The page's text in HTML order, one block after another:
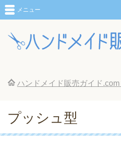
メニュー
ハンドメイド販売ガイド.com
プッシュ型